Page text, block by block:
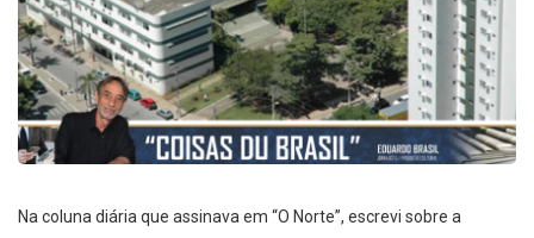
Na coluna diária que assinava em “O Norte”, escrevi sobre a